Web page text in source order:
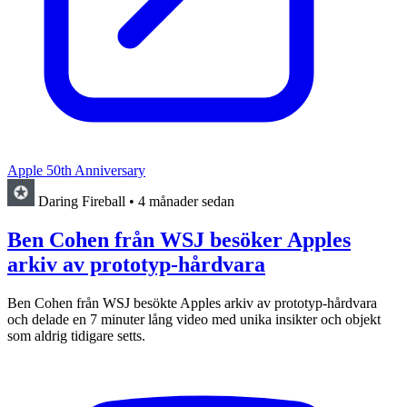
Apple 50th Anniversary
Daring Fireball • 4 månader sedan
Ben Cohen från WSJ besöker Apples
arkiv av prototyp-hårdvara
Ben Cohen från WSJ besökte Apples arkiv av prototyp-hårdvara
och delade en 7 minuter lång video med unika insikter och objekt
som aldrig tidigare setts.